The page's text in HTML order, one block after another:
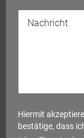
Hiermit
bestätige, dass